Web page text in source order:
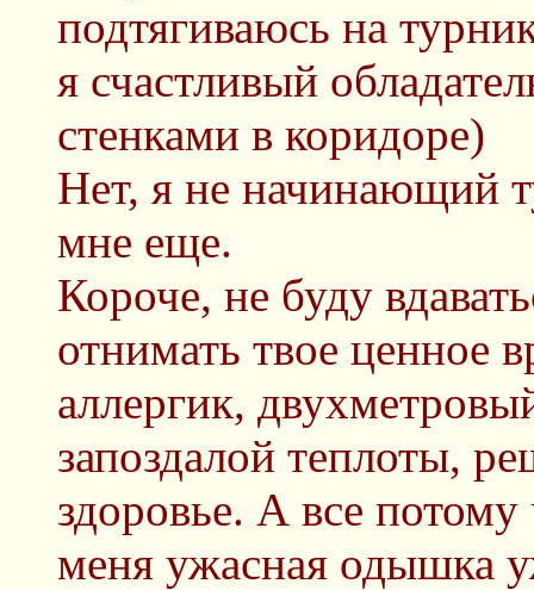
подтягиваюсь на
я счастливый
стенками в коридоре)
Нет, я не начинающий
мне еще.
Короче, не буду
отнимать твое ценное
аллергик,
запоздалой теплоты,
здоровье. А все потому
меня ужасная одышка